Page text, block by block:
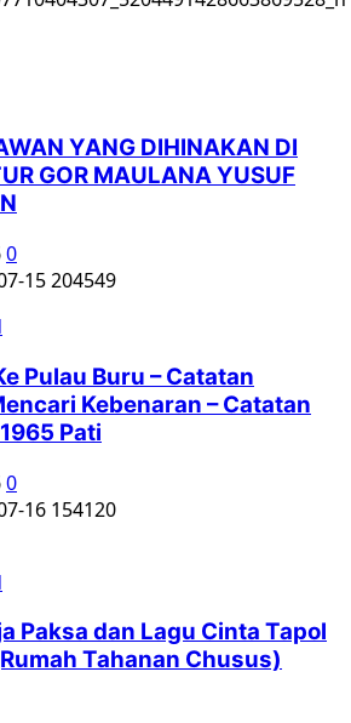
YANG DIHINAKAN DI
GOR MAULANA YUSUF
0
Pulau Buru – Catatan
Kebenaran – Catatan
Pati
0
Paksa dan Lagu Cinta Tapol
Tahanan Chusus)